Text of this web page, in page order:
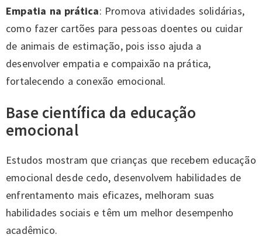
Empatia na prática: Promova atividades solidárias,
como fazer cartões para pessoas doentes ou cuidar
de animais de estimação, pois isso ajuda a
desenvolver empatia e compaixão na prática,
fortalecendo a conexão emocional.
Base científica da educação
emocional
Estudos mostram que crianças que recebem educação
emocional desde cedo, desenvolvem habilidades de
enfrentamento mais eficazes, melhoram suas
habilidades sociais e têm um melhor desempenho
acadêmico.